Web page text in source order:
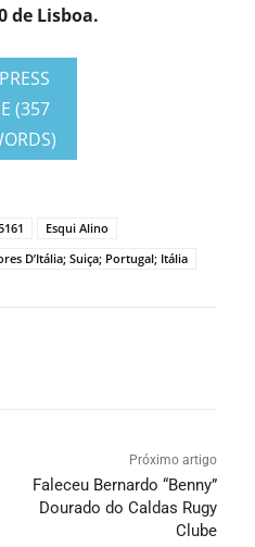
de Lisboa.
(357
Esqui Alino
D’Itália; Suiça; Portugal; Itália
Próximo artigo
Faleceu Bernardo “Benny”
Dourado do Caldas Rugy
Clube